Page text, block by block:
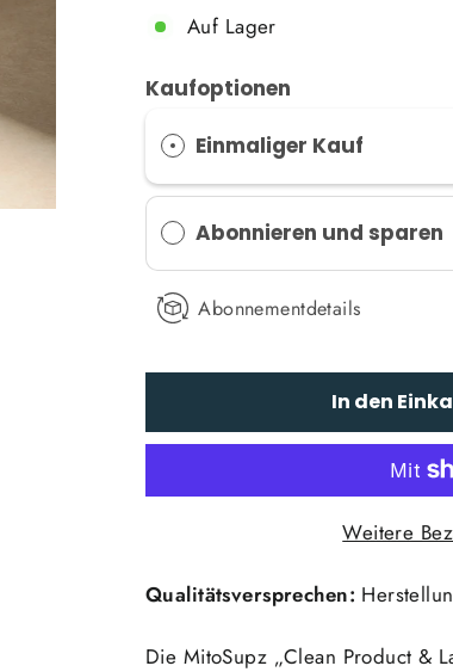
Auf Lager
Kaufoptionen
Einmaliger Kauf
Abonnieren und sparen
Abonnementdetails
In den
Weitere
Qualitätsversprechen:
Die MitoSupz „Clean Product &